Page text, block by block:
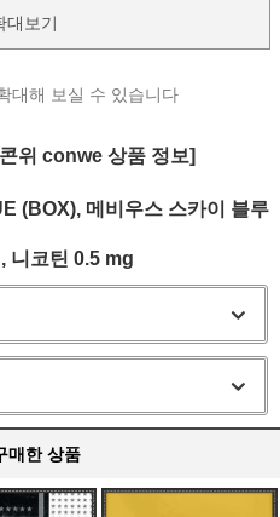
대보기
대해 보실 수 있습니다
위 conwe 상품 정보]
(BOX), 메비우스 스카이 블루
니코틴 0.5 mg
매한 상품